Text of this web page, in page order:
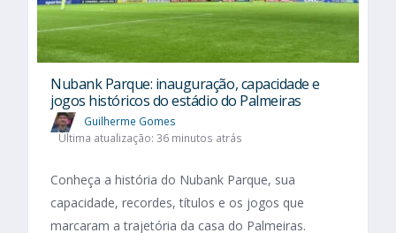
Nubank Parque: inauguração, capacidade e
jogos históricos do estádio do Palmeiras
Guilherme Gomes
Última atualização: 36 minutos atrás
Conheça a história do Nubank Parque, sua
capacidade, recordes, títulos e os jogos que
marcaram a trajetória da casa do Palmeiras.